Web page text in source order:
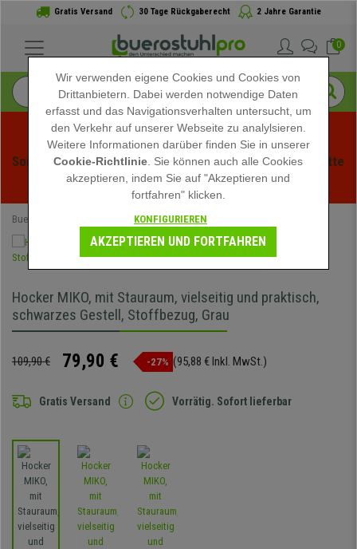
Gratis Versand 30 Tage Rückgaberecht 2 Jahre Garantie
0
Sommerschlussverauf bei buerstuhlpro! Exklusive Rabatte
für kurze Zeit - Aktion ansehen -
Buerostuhlpro Hocker
Hocker MIKO, mit Stauraum, vielseitig und praktisch,
schwarzes Gestell, Stoffbezug, Grau
109,90 € 79,90 € -27% (95,88 € Inkl. MwSt.)
Gratis Versand Vorrätig. Sofort lieferbar
Wir verwenden eigene Cookies und Cookies von
Drittanbietern. Dabei werden notwendige Daten
erfasst und das Navigationsverhalten untersucht, um
den Verkehr auf unserer Webseite zu analylsieren.
Weitere Informationen darüber finden Sie in unserer
Cookie-Richtlinie . Sie können auch alle Cookies
akzeptieren, indem Sie auf "Akzeptieren und
fortfahren" klicken.
KONFIGURIEREN
AKZEPTIEREN UND FORTFAHREN